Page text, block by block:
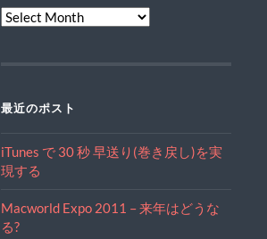
ア
ー
最近のポスト
iTunes で 30 秒 早送り(巻き戻し)を実
現する
Macworld Expo 2011 – 来年はどうな
る?